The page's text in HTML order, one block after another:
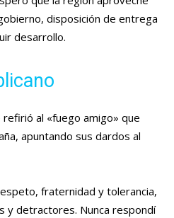
disposición de entrega
desarrollo.
al «fuego amigo» que
apuntando sus dardos al
fraternidad y tolerancia,
y detractores. Nunca respondí